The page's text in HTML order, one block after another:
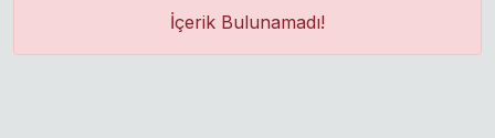
İçerik Bulunamadı!